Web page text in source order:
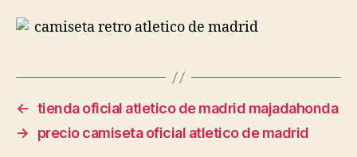
← tienda oficial atletico de madrid majadahonda
→
precio camiseta oficial atletico de madrid